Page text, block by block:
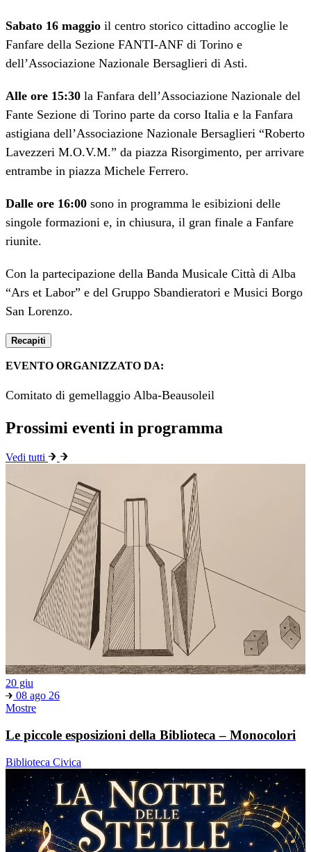
Sabato 16 maggio il centro storico cittadino accoglie le
Fanfare della Sezione FANTI-ANF di Torino e
dell’Associazione Nazionale Bersaglieri di Asti.
Alle ore 15:30 la Fanfara dell’Associazione Nazionale del
Fante Sezione di Torino parte da corso Italia e la Fanfara
astigiana dell’Associazione Nazionale Bersaglieri “Roberto
Lavezzeri M.O.V.M.” da piazza Risorgimento, per arrivare
entrambe in piazza Michele Ferrero.
Dalle ore 16:00 sono in programma le esibizioni delle
singole formazioni e, in chiusura, il gran finale a Fanfare
riunite.
Con la partecipazione della Banda Musicale Città di Alba
“Ars et Labor” e del Gruppo Sbandieratori e Musici Borgo
San Lorenzo.
Recapiti
EVENTO ORGANIZZATO DA:
Comitato di gemellaggio Alba-Beausoleil
Prossimi eventi in programma
Vedi tutti
20 giu
08 ago 26
Mostre
Le piccole esposizioni della Biblioteca – Monocolori
Biblioteca Civica